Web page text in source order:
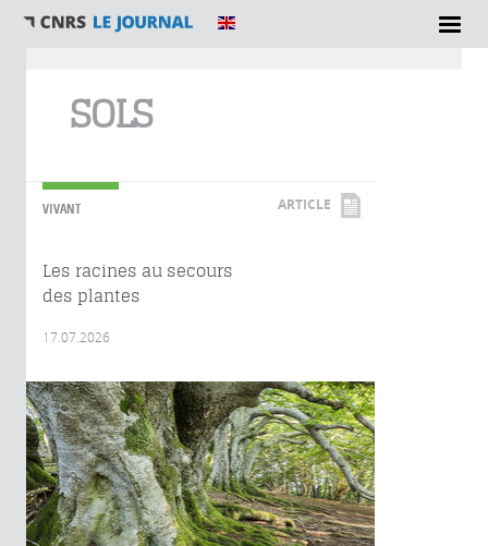
SOLS
VIVANT ARTICLE
Les racines au secours
des plantes
17.07.2026